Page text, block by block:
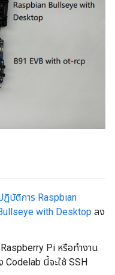
ฏิบัติการ Raspbian
with Desktop ลง
Pi หรือทำงาน
นี้จะใช้ SSH